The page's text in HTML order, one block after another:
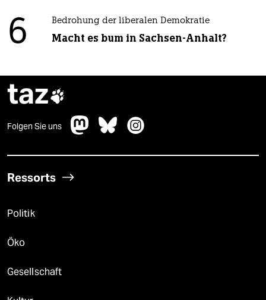
6 Bedrohung der liberalen Demokratie
Macht es bum in Sachsen-Anhalt?
taz
Folgen Sie uns
Ressorts
Politik
Öko
Gesellschaft